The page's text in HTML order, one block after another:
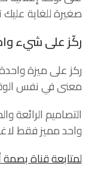
صغيرة للغاية
ركّز على شيء
ركز على ميزة
معنى في نفس
التصاميم الرائعة
واحد مميز فقط
لمتابعة قناة